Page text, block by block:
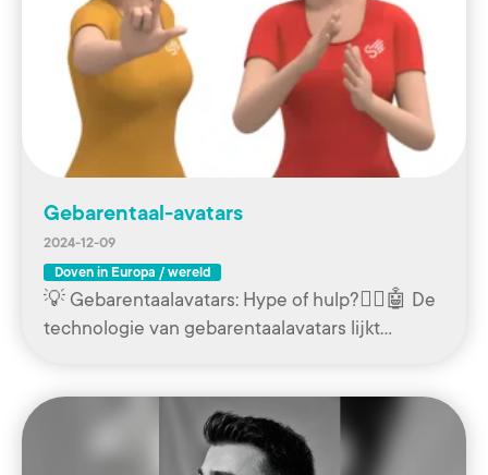
Gebarentaal-avatars
2024-12-09
Doven in Europa / wereld
💡 Gebarentaalavatars: Hype of hulp?🧏‍♀️🤖 De
technologie van gebarentaalavatars lijkt…